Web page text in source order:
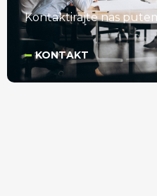
Kontaktirajte nas
KONTAKT